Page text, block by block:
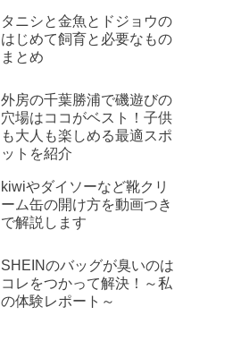
タニシと金魚とドジョウの
はじめて飼育と必要なもの
まとめ
外房の千葉勝浦で磯遊びの
穴場はココがベスト！子供
も大人も楽しめる最適スポ
ットを紹介
kiwiやダイソーなど靴クリ
ーム缶の開け方を動画つき
で解説します
SHEINのバッグが臭いのは
コレをつかって解決！～私
の体験レポート～